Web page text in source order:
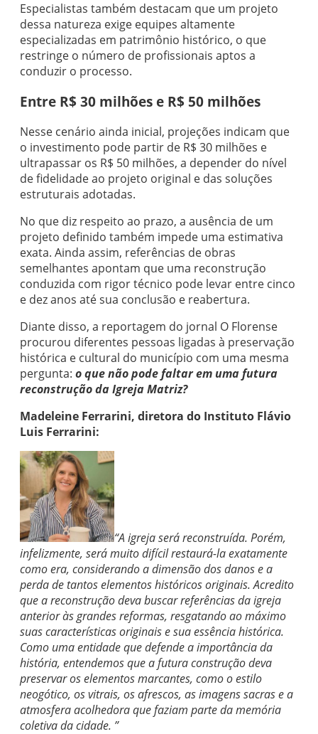
Especialistas também destacam que um projeto
dessa natureza exige equipes altamente
especializadas em patrimônio histórico, o que
restringe o número de profissionais aptos a
conduzir o processo.
Entre R$ 30 milhões e R$ 50 milhões
Nesse cenário ainda inicial, projeções indicam que
o investimento pode partir de R$ 30 milhões e
ultrapassar os R$ 50 milhões, a depender do nível
de fidelidade ao projeto original e das soluções
estruturais adotadas.
No que diz respeito ao prazo, a ausência de um
projeto definido também impede uma estimativa
exata. Ainda assim, referências de obras
semelhantes apontam que uma reconstrução
conduzida com rigor técnico pode levar entre cinco
e dez anos até sua conclusão e reabertura.
Diante disso, a reportagem do jornal O Florense
procurou diferentes pessoas ligadas à preservação
histórica e cultural do município com uma mesma
pergunta: o que não pode faltar em uma futura
reconstrução da Igreja Matriz?
Madeleine Ferrarini, diretora do Instituto Flávio
Luis Ferrarini:
“A igreja será reconstruída. Porém,
infelizmente, será muito difícil restaurá-la exatamente
como era, considerando a dimensão dos danos e a
perda de tantos elementos históricos originais. Acredito
que a reconstrução deva buscar referências da igreja
anterior às grandes reformas, resgatando ao máximo
suas características originais e sua essência histórica.
Como uma entidade que defende a importância da
história, entendemos que a futura construção deva
preservar os elementos marcantes, como o estilo
neogótico, os vitrais, os afrescos, as imagens sacras e a
atmosfera acolhedora que faziam parte da memória
coletiva da cidade. ”